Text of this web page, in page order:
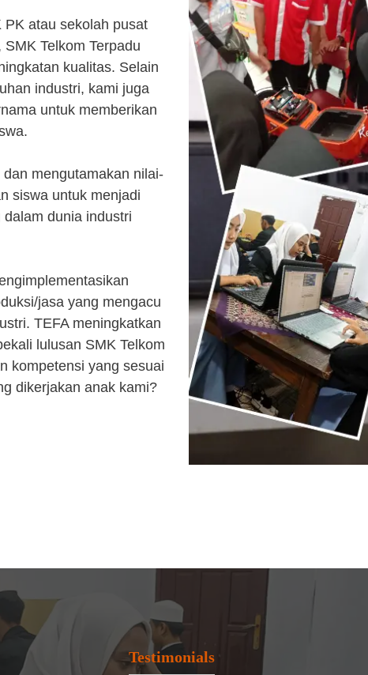
atau sekolah pusat
Telkom Terpadu
kualitas. Selain
industri, kami juga
untuk memberikan
mengutamakan nilai-
siswa untuk menjadi
dunia industri
jasa yang mengacu
TEFA meningkatkan
lulusan SMK Telkom
kompetensi yang sesuai
dikerjakan anak kami?
Testimonials